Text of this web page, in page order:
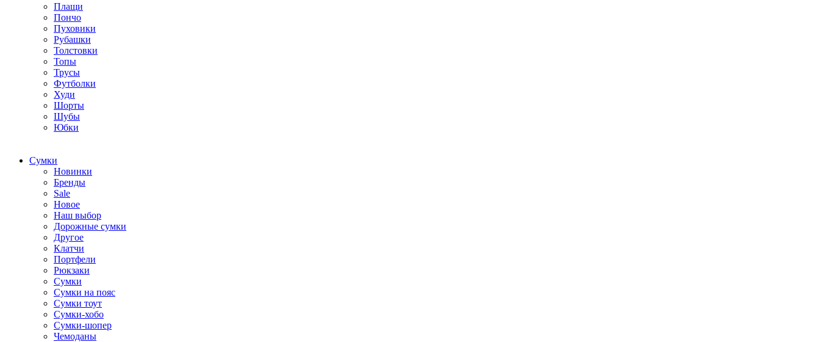
Плащи
Пончо
Пуховики
Рубашки
Толстовки
Топы
Трусы
Футболки
Худи
Шорты
Шубы
Юбки
Cумки
Новинки
Бренды
Sale
Новое
Наш выбор
Дорожные сумки
Другое
Клатчи
Портфели
Рюкзаки
Сумки
Сумки на пояс
Сумки тоут
Сумки-хобо
Сумки-шопер
Чемоданы